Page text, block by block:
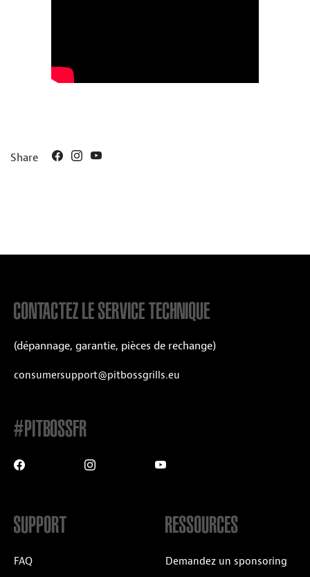
Share
CONTACTEZ LE SERVICE TECHNIQUE
(dépannage, garantie, pièces de rechange)
consumersupport@pitbossgrills.eu
#PITBOSSFR
SUPPORT
FAQ
RESSOURCES
Demandez un sponsoring